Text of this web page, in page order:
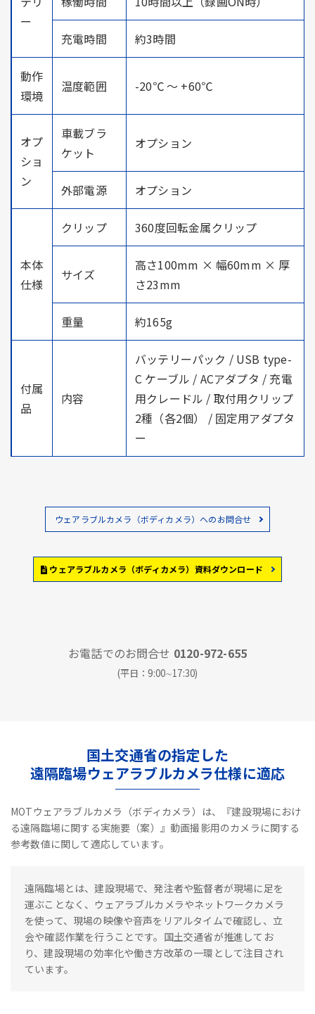
ー
充電時間 約3時間
動作
環境
温度範囲 -20℃ ～ +60℃
オプ
ショ
ン
車載ブラ
ケット
オプション
外部電源 オプション
本体
仕様
クリップ 360度回転金属クリップ
サイズ
高さ100mm × 幅60mm × 厚
さ23mm
重量 約165g
付属
品
内容
バッテリーパック / USB type-
C ケーブル / ACアダプタ / 充電
用クレードル / 取付用クリップ
2種（各2個） / 固定用アダプタ
ー
ウェアラブルカメラ（ボディカメラ）へのお問合せ
ウェアラブルカメラ（ボディカメラ）資料ダウンロード
お電話でのお問合せ 0120-972-655
(平日：9:00∼17:30)
国土交通省の指定した
遠隔臨場ウェアラブルカメラ仕様に適応
MOTウェアラブルカメラ（ボディカメラ）は、『建設現場におけ
る遠隔臨場に関する実施要（案）』動画撮影用のカメラに関する
参考数値に関して適応しています。
遠隔臨場とは、建設現場で、発注者や監督者が現場に足を
運ぶことなく、ウェアラブルカメラやネットワークカメラ
を使って、現場の映像や音声をリアルタイムで確認し、立
会や確認作業を行うことです。国土交通省が推進してお
り、建設現場の効率化や働き方改革の一環として注目され
ています。